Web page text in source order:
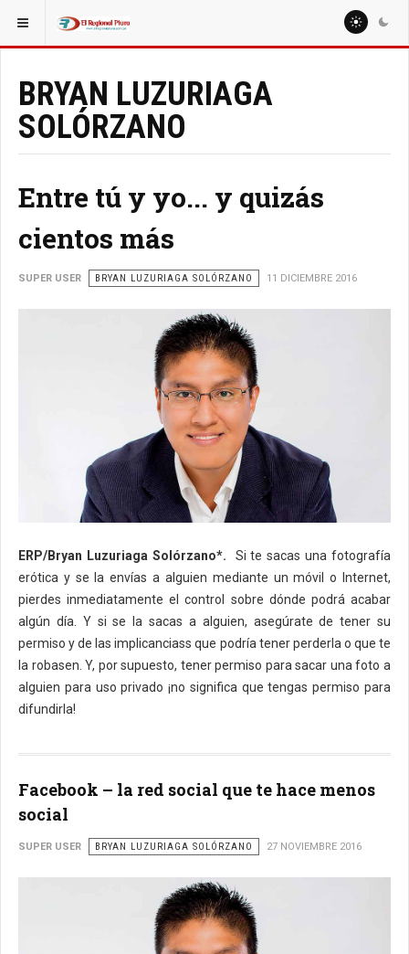
ESTÁ AQUÍ: COLUMNISTAS MIGUEL ARTURO SEMINARIO OJEDA
BRYAN LUZURIAGA
SOLÓRZANO
Entre tú y yo... y quizás
cientos más
SUPER USER BRYAN LUZURIAGA SOLÓRZANO 11 DICIEMBRE 2016
ERP/Bryan Luzuriaga Solórzano*.
​ Si te sacas una fotografía
erótica y se la envías a alguien mediante un móvil o Internet,
pierdes inmediatamente el control sobre dónde podrá acabar
algún día. Y si se la sacas a alguien, asegúrate de tener su
permiso y de las implicanciass que podría tener perderla o que te
la robasen. Y, por supuesto, tener permiso para sacar una foto a
alguien para uso privado ¡no significa que tengas permiso para
difundirla!
Facebook – la red social que te hace menos
social
SUPER USER BRYAN LUZURIAGA SOLÓRZANO 27 NOVIEMBRE 2016